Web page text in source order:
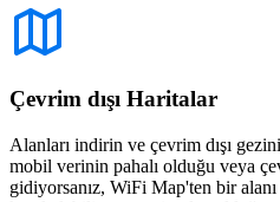
Çevrim dışı Haritalar
Alanları indirin ve çevrim dışı
mobil verinin pahalı olduğu veya
gidiyorsanız, WiFi Map'ten bir